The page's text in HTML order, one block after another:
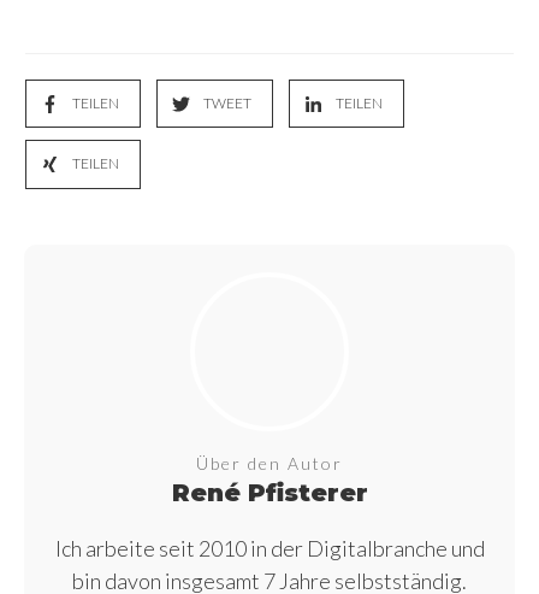
TEILEN TWEET TEILEN
TEILEN
Über den Autor
René Pfisterer
Ich arbeite seit 2010 in der Digitalbranche und
bin davon insgesamt 7 Jahre selbstständig.